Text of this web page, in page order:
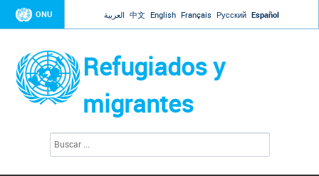
Jump to navigation
ONU العربية 中文 English Français Русский Español
Refugiados y
migrantes
s